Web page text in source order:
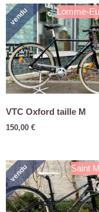
Lomme-
vendu
VTC Oxford taille M
150,00 €
Saint
vendu